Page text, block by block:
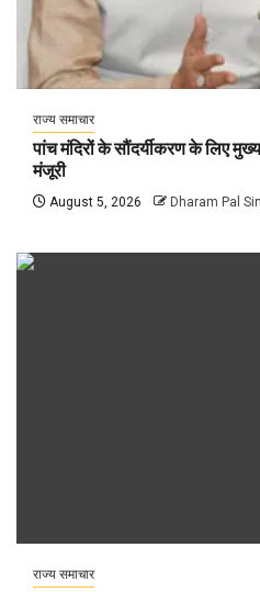
राज्य समाचार
पांच मंदिरों के सौंदर्यीकरण के लिए
मंजूरी
August 5, 2026 Dharam Pal
राज्य समाचार